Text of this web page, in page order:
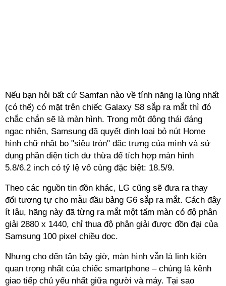
Nếu bạn hỏi bất cứ Samfan nào về tính năng lạ lùng nhất
(có thể) có mặt trên chiếc Galaxy S8 sắp ra mắt thì đó
chắc chắn sẽ là màn hình. Trong một động thái đáng
ngạc nhiên, Samsung đã quyết định loại bỏ nút Home
hình chữ nhật bo "siêu tròn" đặc trưng của mình và sử
dụng phần diện tích dư thừa để tích hợp màn hình
5.8/6.2 inch có tỷ lệ vô cùng đặc biệt: 18.5/9.
Theo các nguồn tin đồn khác, LG cũng sẽ đưa ra thay
đổi tương tự cho mẫu đầu bảng G6 sắp ra mắt. Cách đây
ít lâu, hãng này đã từng ra mắt một tấm màn có độ phân
giải 2880 x 1440, chỉ thua độ phân giải được đồn đại của
Samsung 100 pixel chiều dọc.
Nhưng cho đến tận bây giờ, màn hình vẫn là linh kiện
quan trọng nhất của chiếc smartphone – chúng là kênh
giao tiếp chủ yếu nhất giữa người và máy. Tại sao